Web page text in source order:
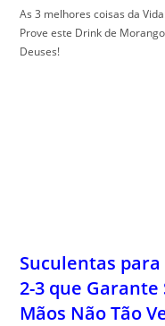
As 3 melhores coisas da
Prove este Drink de
Deuses!
Suculentas
2-3 que Garante
Mãos Não Tão